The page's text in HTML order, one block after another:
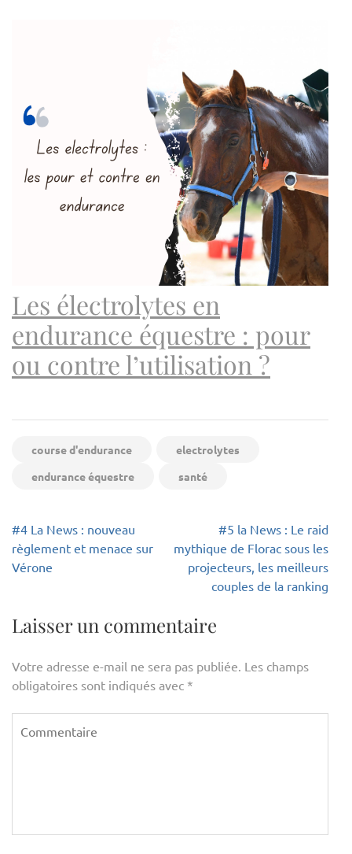
Les électrolytes en
endurance équestre : pour
ou contre l’utilisation ?
course d'endurance
electrolytes
endurance équestre
santé
Navigation
de
l’article
#4 La News : nouveau
règlement et menace sur
Vérone
#5 la News : Le raid
mythique de Florac sous les
projecteurs, les meilleurs
couples de la ranking
Laisser un commentaire
Votre adresse e-mail ne sera pas publiée. Les champs
obligatoires sont indiqués avec *